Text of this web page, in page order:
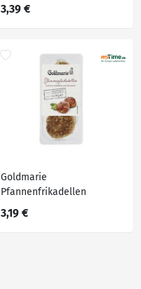
3,39 €
Goldmarie
Pfannenfrikadellen
3,19 €